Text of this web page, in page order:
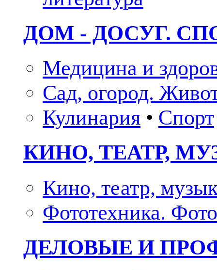
ДОМ - ДОСУГ.
Медицина и
Сад, огород.
Кулинария • Спорт
КИНО, ТЕАТР,
Кино, театр,
Фототехника.
ДЕЛОВЫЕ И